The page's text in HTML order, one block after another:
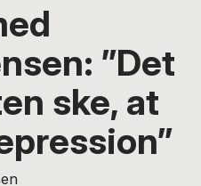
”Det
ske, at